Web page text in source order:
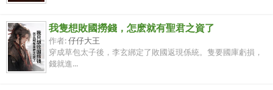
我隻想敗國撈錢，怎麽就有聖君之資了
作者:仔仔大王
穿成草包太子後，李玄綁定了敗國返現係統。隻要國庫虧損，
錢就進...